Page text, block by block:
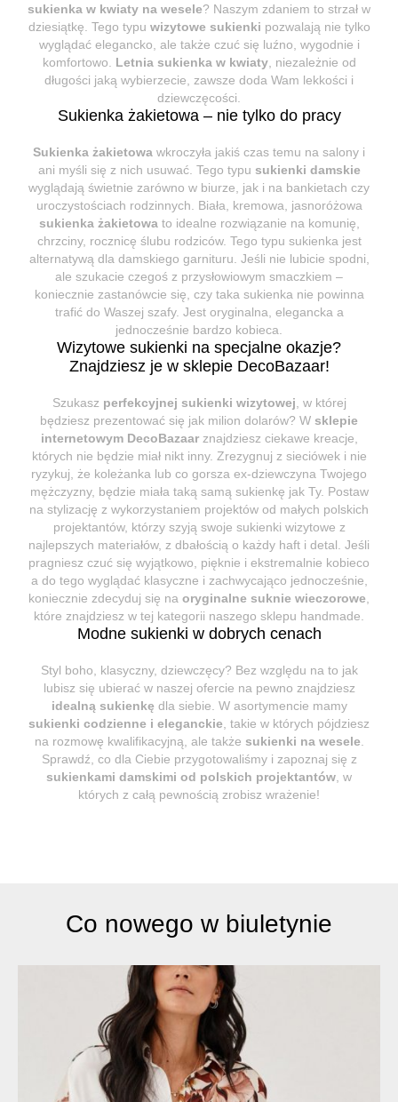
sukienka w kwiaty na wesele? Naszym zdaniem to strzał w
dziesiątkę. Tego typu wizytowe sukienki pozwalają nie tylko
wyglądać elegancko, ale także czuć się luźno, wygodnie i
komfortowo. Letnia sukienka w kwiaty, niezależnie od
długości jaką wybierzecie, zawsze doda Wam lekkości i
dziewczęcości.
Sukienka żakietowa – nie tylko do pracy
Sukienka żakietowa wkroczyła jakiś czas temu na salony i
ani myśli się z nich usuwać. Tego typu sukienki damskie
wyglądają świetnie zarówno w biurze, jak i na bankietach czy
uroczystościach rodzinnych. Biała, kremowa, jasnoróżowa
sukienka żakietowa to idealne rozwiązanie na komunię,
chrzciny, rocznicę ślubu rodziców. Tego typu sukienka jest
alternatywą dla damskiego garnituru. Jeśli nie lubicie spodni,
ale szukacie czegoś z przysłowiowym smaczkiem –
koniecznie zastanówcie się, czy taka sukienka nie powinna
trafić do Waszej szafy. Jest oryginalna, elegancka a
jednocześnie bardzo kobieca.
Wizytowe sukienki na specjalne okazje?
Znajdziesz je w sklepie DecoBazaar!
Szukasz perfekcyjnej sukienki wizytowej , w której
będziesz prezentować się jak milion dolarów? W sklepie
internetowym DecoBazaarznajdziesz ciekawe kreacje,
których nie będzie miał nikt inny. Zrezygnuj z sieciówek i nie
ryzykuj, że koleżanka lub co gorsza ex-dziewczyna Twojego
mężczyzny, będzie miała taką samą sukienkę jak Ty. Postaw
na stylizację z wykorzystaniem projektów od małych polskich
projektantów, którzy szyją swoje sukienki wizytowe z
najlepszych materiałów, z dbałością o każdy haft i detal. Jeśli
pragniesz czuć się wyjątkowo, pięknie i ekstremalnie kobieco
a do tego wyglądać klasyczne i zachwycająco jednocześnie,
koniecznie zdecyduj się na oryginalne suknie wieczorowe
które znajdziesz w tej kategorii naszego sklepu handmade.
Modne sukienki w dobrych cenach
Styl boho, klasyczny, dziewczęcy? Bez względu na to jak
lubisz się ubierać w naszej ofercie na pewno znajdziesz
idealną sukienkę dla siebie. W asortymencie mamy
sukienki codzienne i eleganckie , takie w których pójdziesz
na rozmowę kwalifikacyjną, ale także sukienki na wesele
Sprawdź, co dla Ciebie przygotowaliśmy i zapoznaj się z
sukienkami damskimi od polskich projektantów , w
których z całą pewnością zrobisz wrażenie!
Co nowego w biuletynie